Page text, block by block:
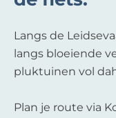
Langs de
langs bloeiende
pluktuinen vol
Plan je route via